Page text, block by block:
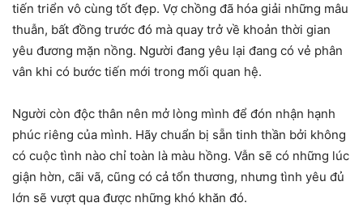
tiến triển vô cùng tốt đẹp. Vợ chồng đã hóa giải những mâu
thuẫn, bất đồng trước đó mà quay trở về khoản thời gian
yêu đương mặn nồng. Người đang yêu lại đang có vẻ phân
vân khi có bước tiến mới trong mối quan hệ.
Người còn độc thân nên mở lòng mình để đón nhận hạnh
phúc riêng của mình. Hãy chuẩn bị sẵn tinh thần bởi không
có cuộc tình nào chỉ toàn là màu hồng. Vẫn sẽ có những lúc
giận hờn, cãi vã, cũng có cả tổn thương, nhưng tình yêu đủ
lớn sẽ vượt qua được những khó khăn đó.